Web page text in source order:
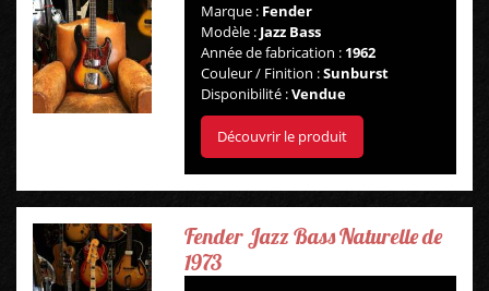
Marque : Fender
Modèle : Jazz Bass
Année de fabrication : 1962
Couleur / Finition :Sunburst
Disponibilité :Vendue
Découvrir le produit
Fender Jazz Bass Naturelle de
1973